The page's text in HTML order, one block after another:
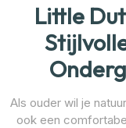
Little
Als ouder wil je
ook een